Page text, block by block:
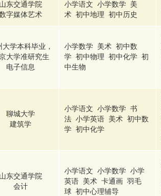
山东交通学院
字媒体艺术
小学语文 小学数学 美
术 初中地理 初中历史
大学本科毕业，
大学准研究生
电子信息
小学数学 美术 初中数
学 初中物理 初中化学 初
中生物
聊城大学
建筑学
小学语文 小学数学 书
法 小学英语 美术 初中数
学 初中化学
山东交通学院
会计
小学语文 小学数学 小学
英语 美术 卡通画 羽毛
球 初中心理辅导